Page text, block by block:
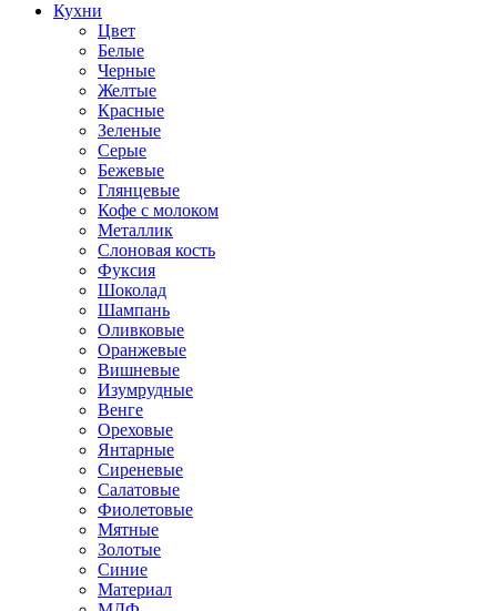
Кухни
Цвет
Белые
Черные
Желтые
Красные
Зеленые
Серые
Бежевые
Глянцевые
Кофе с молоком
Металлик
Слоновая кость
Фуксия
Шоколад
Шампань
Оливковые
Оранжевые
Вишневые
Изумрудные
Венге
Ореховые
Янтарные
Сиреневые
Салатовые
Фиолетовые
Мятные
Золотые
Синие
Материал